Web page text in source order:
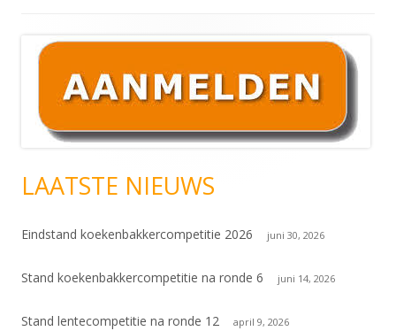
Hoofd
sidebar
LAATSTE NIEUWS
Eindstand koekenbakkercompetitie 2026 juni 30, 2026
Stand koekenbakkercompetitie na ronde 6 juni 14, 2026
Stand lentecompetitie na ronde 12 april 9, 2026